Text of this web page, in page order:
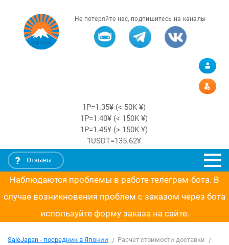
Не потеряйте нас, подпишитесь на каналы
1Р=1.35¥ (< 50K ¥)
1Р=1.40¥ (< 150K ¥)
1Р=1.45¥ (> 150K ¥)
1USDT=135.62¥
Отзывы
Наблюдаются проблемы в работе телеграм-бота. В
случае возникновения проблем с заказом через бота
используйте форму заказа на сайте.
SaleJapan - посредник в Японии
Расчет стоимости доставки